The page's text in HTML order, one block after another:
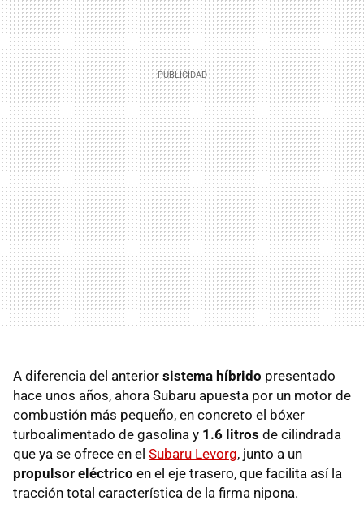
A diferencia del anterior sistema híbrido presentado
hace unos años, ahora Subaru apuesta por un motor de
combustión más pequeño, en concreto el bóxer
turboalimentado de gasolina y 1.6 litros de cilindrada
que ya se ofrece en el Subaru Levorg, junto a un
propulsor eléctrico en el eje trasero, que facilita así la
tracción total característica de la firma nipona.